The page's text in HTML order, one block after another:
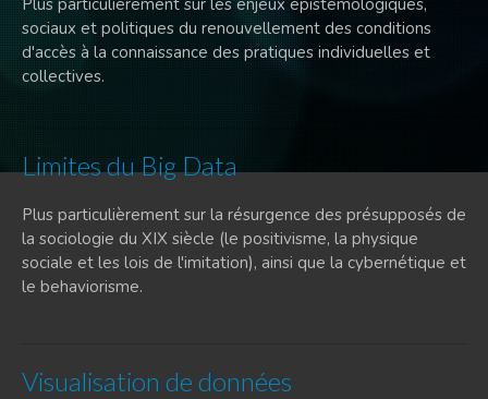
Plus particulièrement sur les enjeux épistémologiques,
sociaux et politiques du renouvellement des conditions
d'accès à la connaissance des pratiques individuelles et
collectives.
Limites du Big Data
Plus particulièrement sur la résurgence des présupposés de
la sociologie du XIX siècle (le positivisme, la physique
sociale et les lois de l'imitation), ainsi que la cybernétique et
le behaviorisme.
Visualisation de données